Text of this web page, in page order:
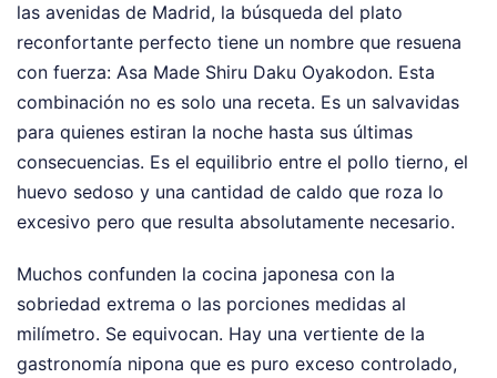
las avenidas de Madrid, la búsqueda del plato
reconfortante perfecto tiene un nombre que resuena
con fuerza: Asa Made Shiru Daku Oyakodon. Esta
combinación no es solo una receta. Es un salvavidas
para quienes estiran la noche hasta sus últimas
consecuencias. Es el equilibrio entre el pollo tierno, el
huevo sedoso y una cantidad de caldo que roza lo
excesivo pero que resulta absolutamente necesario.
Muchos confunden la cocina japonesa con la
sobriedad extrema o las porciones medidas al
milímetro. Se equivocan. Hay una vertiente de la
gastronomía nipona que es puro exceso controlado,